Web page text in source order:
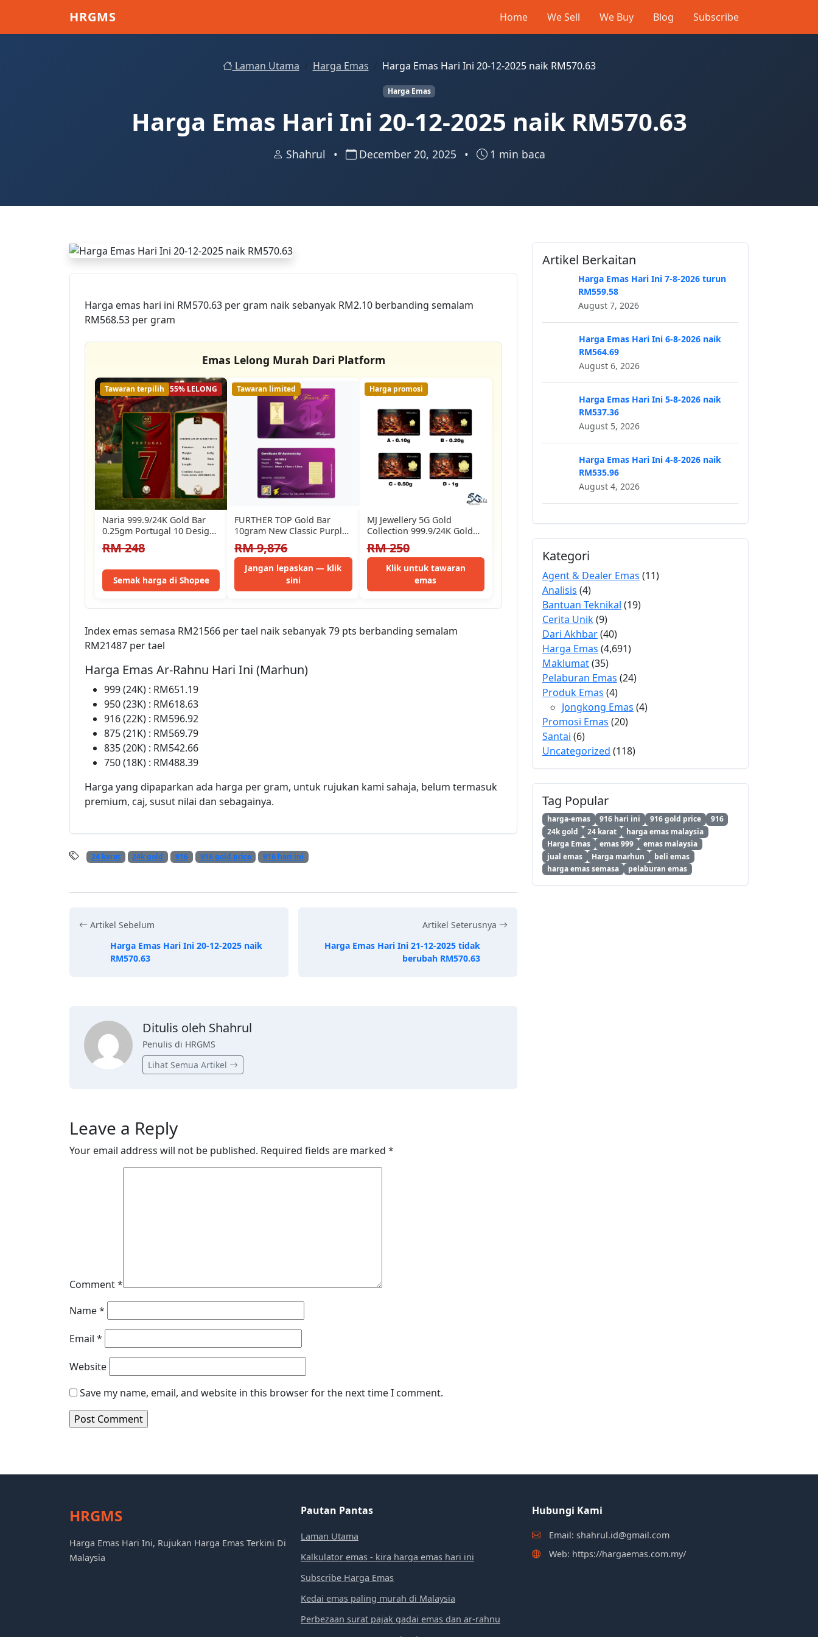
HRGMS Home We Sell We Buy Blog Subscribe
Laman Utama Harga Emas Harga Emas Hari Ini 20-12-2025 naik RM570.63
Harga Emas
Harga Emas Hari Ini 20-12-2025 naik RM570.63
Shahrul • December 20, 2025 • 1 min baca
Harga emas hari ini RM570.63 per gram naik sebanyak RM2.10 berbanding semalam
RM568.53 per gram
Emas Lelong Murah Dari Platform
55% LELONG
Tawaran terpilih
Naria 999.9/24K Gold Bar
0.25gm Portugal 10 Design
Football Series Gold
Investment…
RM 248
Semak harga di Shopee
Tawaran limited
FURTHER TOP Gold Bar
10gram New Classic Purple
999.9
RM 9,876
Jangan lepaskan — klik
sini
Harga promosi
MJ Jewellery 5G Gold
Collection 999.9/24K Gold
Bar F49 (0.1g / 0.2g…
RM 250
Klik untuk tawaran
emas
Index emas semasa RM21566 per tael naik sebanyak 79 pts berbanding semalam
RM21487 per tael
Harga Emas Ar-Rahnu Hari Ini (Marhun)
999 (24K) : RM651.19
950 (23K) : RM618.63
916 (22K) : RM596.92
875 (21K) : RM569.79
835 (20K) : RM542.66
750 (18K) : RM488.39
Harga yang dipaparkan ada harga per gram, untuk rujukan kami sahaja, belum termasuk
premium, caj, susut nilai dan sebagainya.
24 karat 24k gold 916 916 gold price 916 hari ini
Artikel Sebelum
Harga Emas Hari Ini 20-12-2025 naik
RM570.63
Artikel Seterusnya
Harga Emas Hari Ini 21-12-2025 tidak
berubah RM570.63
Ditulis oleh Shahrul
Penulis di HRGMS
Lihat Semua Artikel
Leave a Reply
Your email address will not be published. Required fields are marked *
Comment*
Name*
Email *
Website
Save my name, email, and website in this browser for the next time I comment.
Artikel Berkaitan
Harga Emas Hari Ini 7-8-2026 turun
RM559.58
August 7, 2026
Harga Emas Hari Ini 6-8-2026 naik
RM564.69
August 6, 2026
Harga Emas Hari Ini 5-8-2026 naik
RM537.36
August 5, 2026
Harga Emas Hari Ini 4-8-2026 naik
RM535.96
August 4, 2026
Kategori
Agent & Dealer Emas (11)
Analisis (4)
Bantuan Teknikal (19)
Cerita Unik(9)
Dari Akhbar(40)
Harga Emas (4,691)
Maklumat(35)
Pelaburan Emas (24)
Produk Emas (4)
Jongkong Emas (4)
Promosi Emas (20)
Santai (6)
Uncategorized (118)
Tag Popular
harga-emas 916 hari ini 916 gold price
916
24k gold
24 karat
harga emas malaysia
Harga Emas
emas 999
emas malaysia
jual emas
Harga marhun
beli emas
harga emas semasa
pelaburan emas
HRGMS
Harga Emas Hari Ini, Rujukan Harga Emas Terkini Di
Malaysia
Pautan Pantas
Laman Utama
Kalkulator emas - kira harga emas hari ini
Subscribe Harga Emas
Kedai emas paling murah di Malaysia
Perbezaan surat pajak gadai emas dan ar-rahnu
Hubungi Kami
Email: shahrul.id@gmail.com
Web: https://hargaemas.com.my/